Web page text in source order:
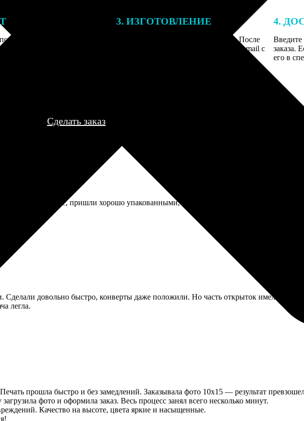
заказа к печати
могут связаться с Вами
телефону или email для
деталей.
3. ИЗГОТОВЛЕНИЕ
Оплатите заказ банковской картой. После
оплаты получите подтверждение на email с
описанием заказа. Когда отправим заказ
4.
Введите
заказа.
его в
Сделать заказ
фото в рамке, пришли хорошо упакованными, без царапин. Ждала чуть дольше,
Сделали довольно быстро, конверты даже положили. Но часть открыток имела едва
легла.
прошла быстро и без замедлений. Заказывала фото 10х15 — результат
фото и оформила заказ. Весь процесс занял всего несколько минут.
Качество на высоте, цвета яркие и насыщенные.